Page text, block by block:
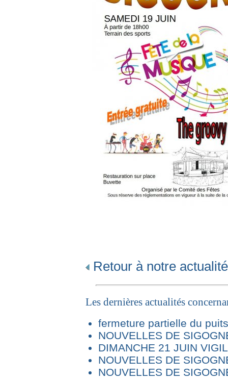
Retour à notre actualité
Les dernières actualités
fermeture partielle du
NOUVELLES DE
DIMANCHE 21 JUIN
NOUVELLES DE
NOUVELLES DE